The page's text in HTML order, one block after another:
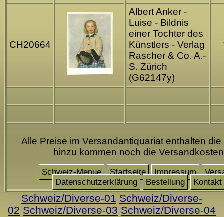
CH20664
Albert Anker -
Luise - Bildnis
einer Tochter des
Künstlers - Verlag
Rascher & Co. A.-
S. Zürich
(G62147y)
Alle Preise im Versandantiquariat enthalten die
hinzu kommen noch die Versandkosten
Schweiz-Menue Startseite Impressum
Datenschutzerklärung
Bestellung Kontakt
Schweiz/Diverse-01 Schweiz/Diverse-
02 Schweiz/Diverse-03 Schweiz/Diverse-04